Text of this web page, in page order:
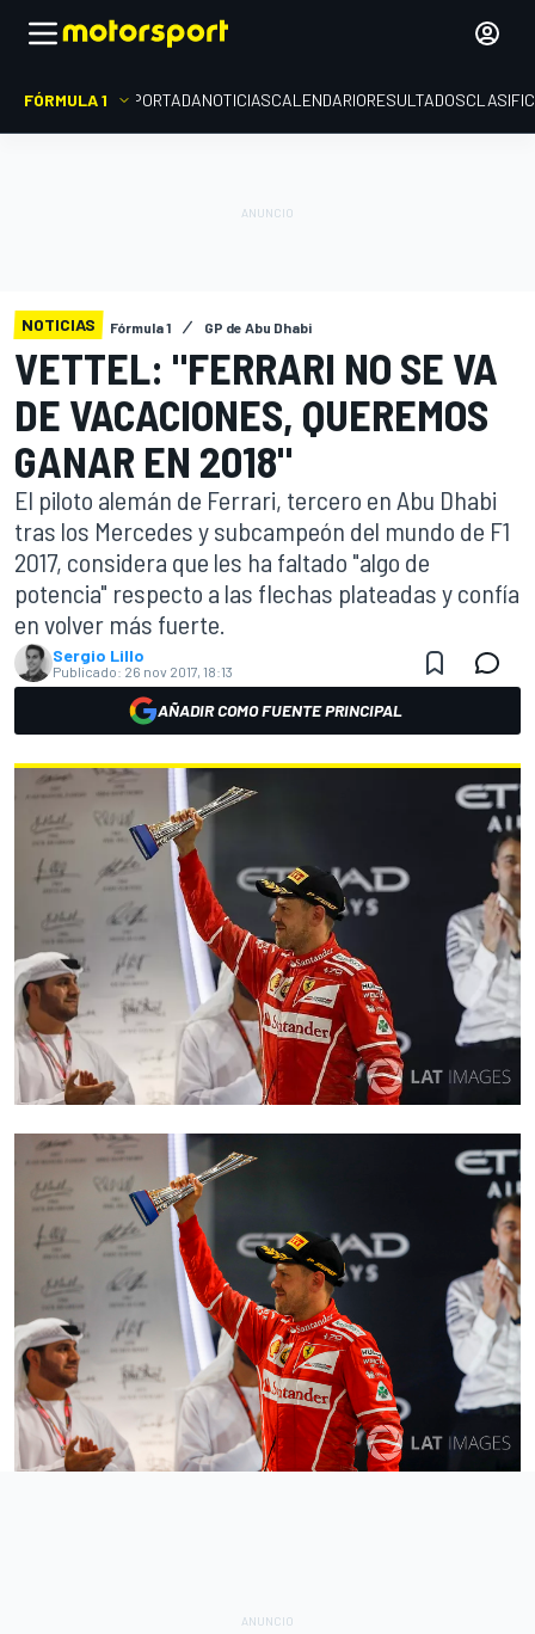
FÓRMULA 1 PORTADANOTICIASCALENDARIORESULTADOS
NOTICIAS Fórmula 1 GP de Abu Dhabi
VETTEL: "FERRARI NO SE VA
DE VACACIONES, QUEREMOS
GANAR EN 2018"
El piloto alemán de Ferrari, tercero en Abu Dhabi
tras los Mercedes y subcampeón del mundo de F1
2017, considera que les ha faltado "algo de
potencia" respecto a las flechas plateadas y confía
en volver más fuerte.
Sergio Lillo
Publicado: 26 nov 2017, 18:13
AÑADIR COMO FUENTE PRINCIPAL